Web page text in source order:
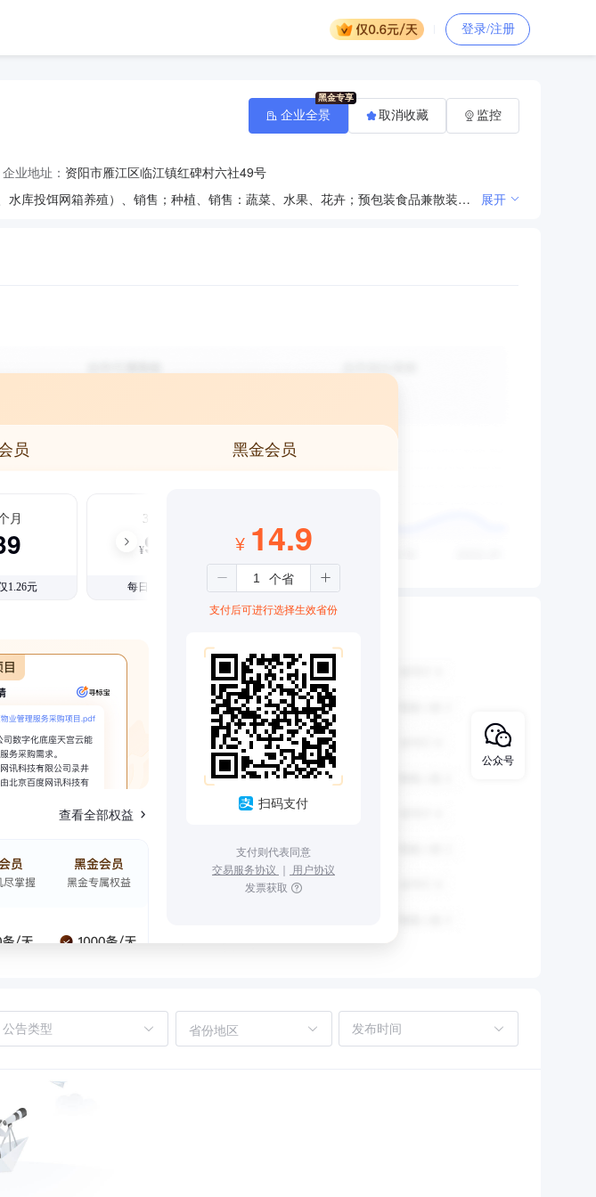
登录/注册
企业地址： 资阳市雁江区临江镇红碑村六社49号
农业技术推广服务；牲畜禽类养殖、屠宰、销售；水产养殖（除湖泊、水库投饵网箱养殖）、销售；种植、销售：蔬菜、水果、花卉；预包装食品兼散装食品销售；餐饮服务；农副产品收购。（依法须经批准的项目，经相关部门批准后方可开展经营活动） 展开
企业全景 取消收藏 监控
员 黑金会员
月
1.26元
3个月
¥99
每日仅1.08元
查看全部权益
¥ 14.9
支付后可进行选择生效省份
扫码支付
支付则代表同意
交易服务协议 ｜ 用户协议
发票获取
省份地区
公众号